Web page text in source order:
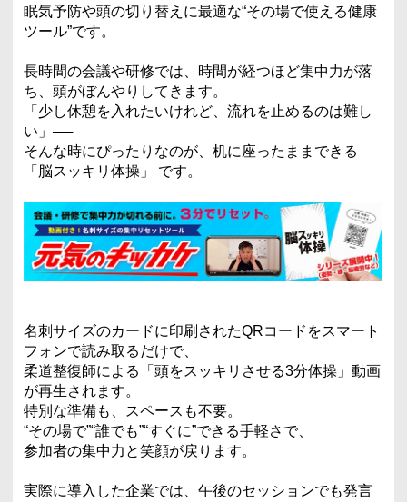
眠気予防や頭の切り替えに最適な“その場で使える健康
ツール”です。
長時間の会議や研修では、時間が経つほど集中力が落
ち、頭がぼんやりしてきます。
「少し休憩を入れたいけれど、流れを止めるのは難し
い」──
そんな時にぴったりなのが、机に座ったままできる
「脳スッキリ体操」 です。
名刺サイズのカードに印刷されたQRコードをスマート
フォンで読み取るだけで、
柔道整復師による「頭をスッキリさせる3分体操」動画
が再生されます。
特別な準備も、スペースも不要。
“その場で”“誰でも”“すぐに”できる手軽さで、
参加者の集中力と笑顔が戻ります。
実際に導入した企業では、午後のセッションでも発言